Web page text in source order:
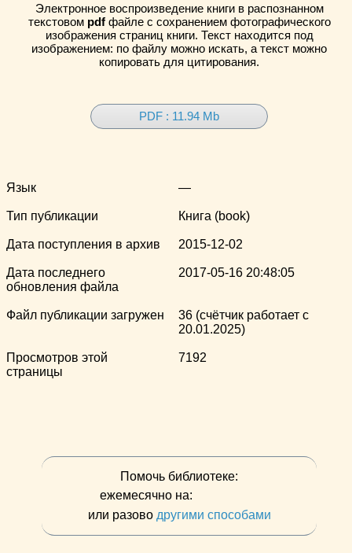
Электронное воспроизведение книги в распознанном
текстовом pdfфайле с сохранением фотографического
изображения страниц книги. Текст находится под
изображением: по файлу можно искать, а текст можно
копировать для цитирования.
PDF : 11.94 Mb
Язык —
Тип публикации Книга (book)
Дата поступления в архив 2015-12-02
Дата последнего
обновления файла
2017-05-16 20:48:05
Файл публикации загружен
36 (счётчик работает с
20.01.2025)
Просмотров этой
страницы
7192
Помочь библиотеке:
ежемесячно на:
или разово другими способами